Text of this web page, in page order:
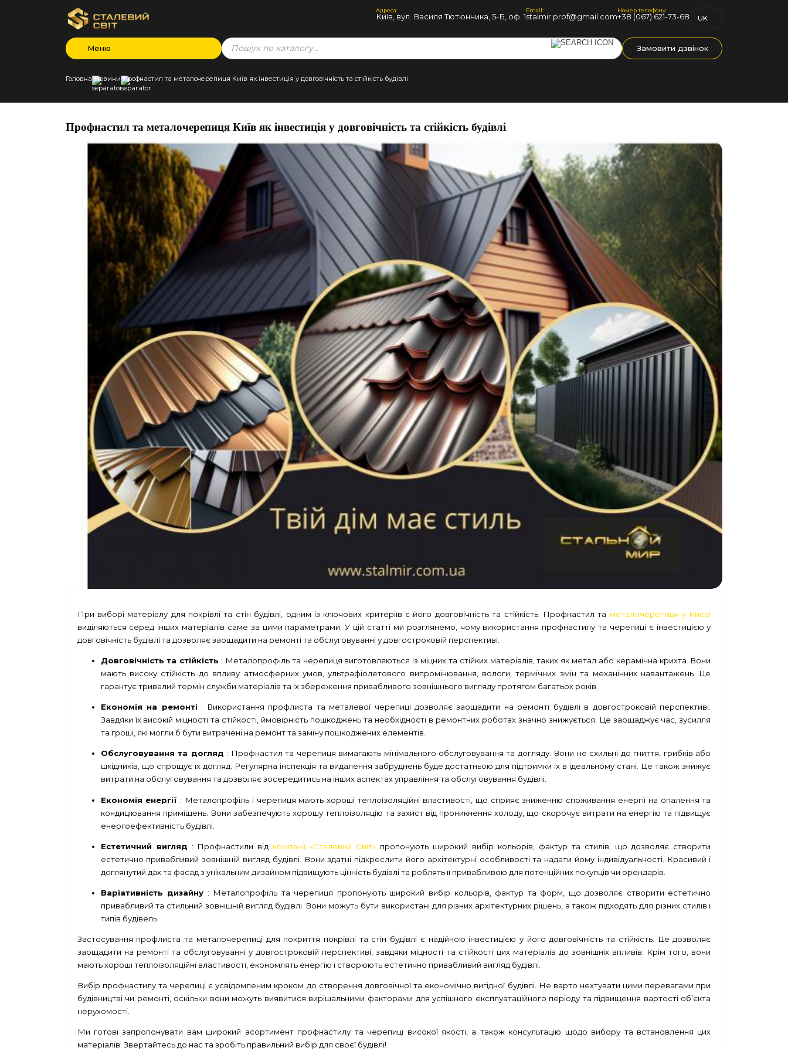
Адреса:
Київ, вул. Василя Тютюнника, 5-Б, оф. 1
Email:
stalmir.prof@gmail.com
Номер телефону:
+38 (067) 621-73-68
UK
Меню
Products
search
Замовити дзвінок
Головна Новини Профнастил та металочерепиця Київ як інвестиція у довговічність та стійкість будівлі
Профнастил та металочерепиця Київ як інвестиція у довговічність та стійкість будівлі
При виборі матеріалу для покрівлі та стін будівлі, одним із ключових критеріїв є його довговічність та стійкість. Профнастил та металочерепиця у Києві
виділяються серед інших матеріалів саме за цими параметрами. У цій статті ми розглянемо, чому використання профнастилу та черепиці є інвестицією у
довговічність будівлі та дозволяє заощадити на ремонті та обслуговуванні у довгостроковій перспективі.
Довговічність та стійкість : Металопрофіль та черепиця виготовляються із міцних та стійких матеріалів, таких як метал або керамічна крихта. Вони
мають високу стійкість до впливу атмосферних умов, ультрафіолетового випромінювання, вологи, термічних змін та механічних навантажень. Це
гарантує тривалий термін служби матеріалів та їх збереження привабливого зовнішнього вигляду протягом багатьох років.
Економія на ремонті : Використання профлиста та металевої черепиці дозволяє заощадити на ремонті будівлі в довгостроковій перспективі.
Завдяки їх високій міцності та стійкості, ймовірність пошкоджень та необхідності в ремонтних роботах значно знижується. Це заощаджує час, зусилля
та гроші, які могли б бути витрачені на ремонт та заміну пошкоджених елементів.
Обслуговування та догляд : Профнастил та черепиця вимагають мінімального обслуговування та догляду. Вони не схильні до гниття, грибків або
шкідників, що спрощує їх догляд. Регулярна інспекція та видалення забруднень буде достатньою для підтримки їх в ідеальному стані. Це також знижує
витрати на обслуговування та дозволяє зосередитись на інших аспектах управління та обслуговування будівлі.
Економія енергії : Металопрофіль і черепиця мають хороші теплоізоляційні властивості, що сприяє зниженню споживання енергії на опалення та
кондиціювання приміщень. Вони забезпечують хорошу теплоізоляцію та захист від проникнення холоду, що скорочує витрати на енергію та підвищує
енергоефективність будівлі.
Естетичний вигляд : Профнастили від компанії «Сталевий Світ» пропонують широкий вибір кольорів, фактур та стилів, що дозволяє створити
естетично привабливий зовнішній вигляд будівлі. Вони здатні підкреслити його архітектурні особливості та надати йому індивідуальності. Красивий і
доглянутий дах та фасад з унікальним дизайном підвищують цінність будівлі та роблять її привабливою для потенційних покупців чи орендарів.
Варіативність дизайну : Металопрофіль та черепиця пропонують широкий вибір кольорів, фактур та форм, що дозволяє створити естетично
привабливий та стильний зовнішній вигляд будівлі. Вони можуть бути використані для різних архітектурних рішень, а також підходять для різних стилів і
типів будівель.
Застосування профлиста та металочерепиці для покриття покрівлі та стін будівлі є надійною інвестицією у його довговічність та стійкість. Це дозволяє
заощадити на ремонті та обслуговуванні у довгостроковій перспективі, завдяки міцності та стійкості цих матеріалів до зовнішніх впливів. Крім того, вони
мають хороші теплоізоляційні властивості, економлять енергію і створюють естетично привабливий вигляд будівлі.
Вибір профнастилу та черепиці є усвідомленим кроком до створення довговічної та економічно вигідної будівлі. Не варто нехтувати цими перевагами при
будівництві чи ремонті, оскільки вони можуть виявитися вирішальними факторами для успішного експлуатаційного періоду та підвищення вартості об’єкта
нерухомості.
Ми готові запропонувати вам широкий асортимент профнастилу та черепиці високої якості, а також консультацію щодо вибору та встановлення цих
матеріалів. Звертайтесь до нас та зробіть правильний вибір для своєї будівлі!